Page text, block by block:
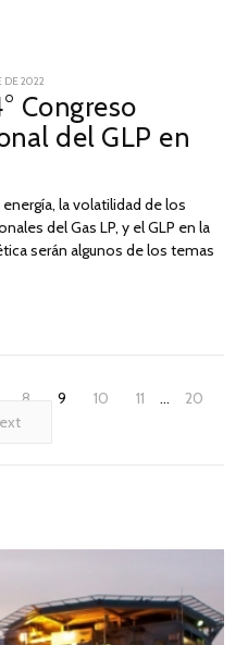
DE 2022
OCTUBRE
2022
Congreso
del GLP en
la volatilidad de los
del Gas LP, y el GLP en la
serán algunos de los temas
8 9 10 11 …
20